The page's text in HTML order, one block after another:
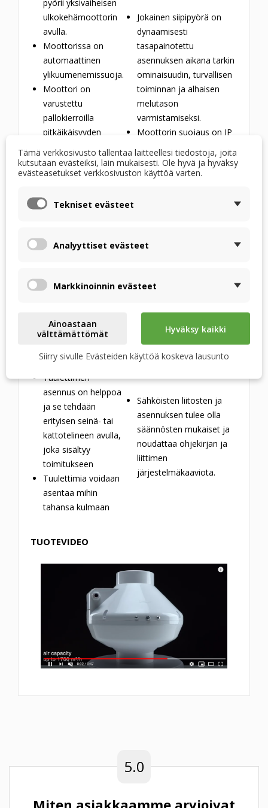
pyörii yksivaiheisen
ulkokehämoottorin
avulla.
Moottorissa on
automaattinen
ylikuumenemissuoja.
Moottori on
varustettu
pallokierroilla
pitkäikäisyyden
varmistamiseksi,
suunniteltu
kestämään
käyttötuntia.
Jokainen siipipyörä on
dynaamisesti
tasapainotettu
asennuksen aikana tarkin
ominaisuudin, turvallisen
toiminnan ja alhaisen
melutason
varmistamiseksi.
Moottorin suojaus on IP
nopeutta VENTS RS-
avulla.
Useampi kuin yksi tuuletin
kanssa, edellyttäen, että
eivät ylitä nimellisen
nopeudensäätimen
parametreja.
ASENNUS
Sähköisten liitosten ja
asennuksen tulee olla
säännösten mukaiset ja
noudattaa ohjekirjan ja
liittimen
järjestelmäkaaviota.
Tuulettimen
asennus on helppoa
ja se tehdään
erityisen seinä- tai
kattotelineen avulla,
joka sisältyy
toimitukseen
Tuulettimia voidaan
asentaa mihin
tahansa kulmaan
TUOTEVIDEO
5.0
Tämä verkkosivusto tallentaa laitteellesi tiedostoja, joita
kutsutaan evästeiksi, lain mukaisesti. Ole hyvä ja hyväksy
evästeasetukset verkkosivuston käyttöä varten.
Tekniset evästeet
Analyyttiset evästeet
Markkinoinnin evästeet
Ainoastaan
välttämättömät
Hyväksy kaikki
Siirry sivulle Evästeiden käyttöä koskeva lausunto